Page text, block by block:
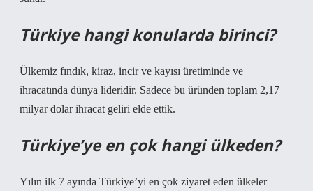
Türkiye hangi konularda birinci?
Ülkemiz fındık, kiraz, incir ve kayısı üretiminde ve
ihracatında dünya lideridir. Sadece bu üründen toplam 2,17
milyar dolar ihracat geliri elde ettik.
Türkiye’ye en çok hangi ülkeden?
Yılın ilk 7 ayında Türkiye’yi en çok ziyaret eden ülkeler